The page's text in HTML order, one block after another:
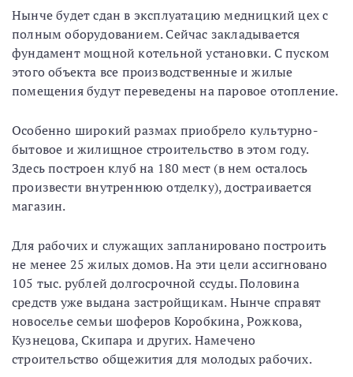
Нынче будет сдан в эксплуатацию медницкий цех с
полным оборудованием. Сейчас закладывается
фундамент мощной котельной установки. С пуском
этого объекта все производственные и жилые
помещения будут переведены на паровое отопление.
Особенно широкий размах приобрело культурно-
бытовое и жилищное строительство в этом году.
Здесь построен клуб на 180 мест (в нем осталось
произвести внутреннюю отделку), достраивается
магазин.
Для рабочих и служащих запланировано построить
не менее 25 жилых домов. На эти цели ассигновано
105 тыс. рублей долгосрочной ссуды. Половина
средств уже выдана застройщикам. Нынче справят
новоселье семьи шоферов Коробкина, Рожкова,
Кузнецова, Скипара и других. Намечено
строительство общежития для молодых рабочих.